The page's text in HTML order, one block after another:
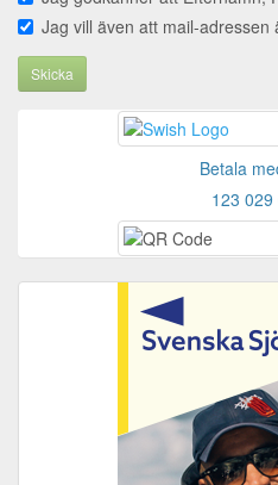
Jag vill även att mail-adressen
Skicka
Betala
123 029